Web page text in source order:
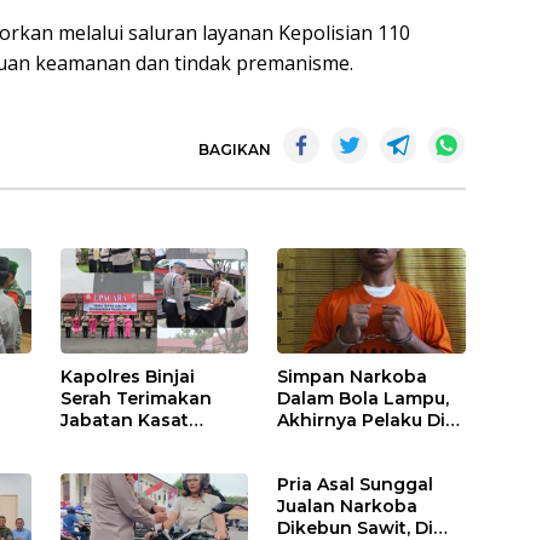
melalui saluran layanan Kepolisian 110
keamanan dan tindak premanisme.
BAGIKAN
Kapolres Binjai
Serah Terimakan
Jabatan Kasat
Utara
Simpan Narkoba
Dalam Bola Lampu,
Akhirnya Pelaku Di
Pria Asal Sunggal
Jualan Narkoba
Dikebun Sawit, Di